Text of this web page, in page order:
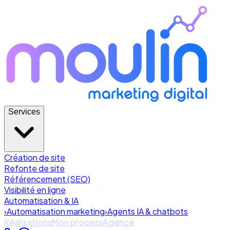
Services
Création de site
Refonte de site
Référencement (SEO)
Visibilité en ligne
Automatisation & IA
›Automatisation marketing›Agents IA & chatbots
RéalisationsMon processAgence